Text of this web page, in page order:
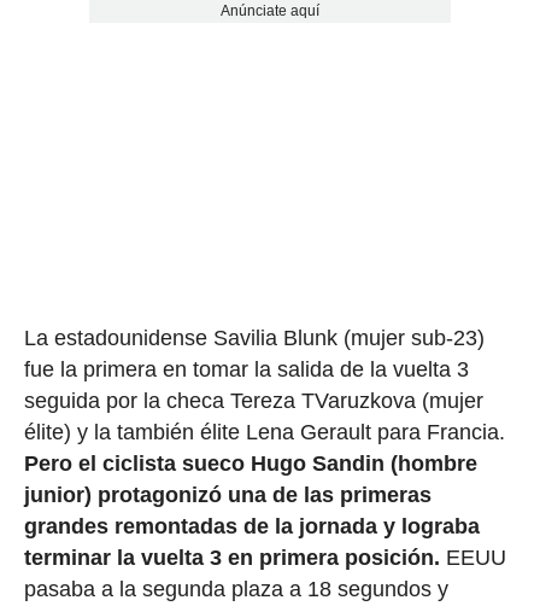
Anúnciate aquí
La estadounidense Savilia Blunk (mujer sub-23)
fue la primera en tomar la salida de la vuelta 3
seguida por la checa Tereza TVaruzkova (mujer
élite) y la también élite Lena Gerault para Francia.
Pero el ciclista sueco Hugo Sandin (hombre
junior) protagonizó una de las primeras
grandes remontadas de la jornada y lograba
terminar la vuelta 3 en primera posición. EEUU
pasaba a la segunda plaza a 18 segundos y